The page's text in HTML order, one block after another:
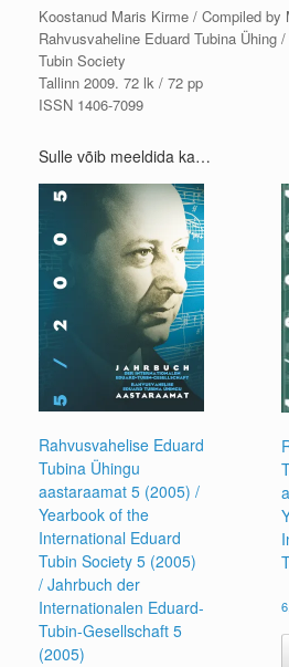
Koostanud Maris Kirme / Compiled by
Rahvusvaheline Eduard Tubina Ühing
Tubin Society
Tallinn 2009. 72 lk / 72 pp
ISSN 1406-7099
Sulle võib meeldida ka…
Rahvusvahelise Eduard
Tubina Ühingu
aastaraamat 5 (2005) /
Yearbook of the
International Eduard
Tubin Society 5 (2005)
/ Jahrbuch der
Internationalen Eduard-
Tubin-Gesellschaft 5
(2005)